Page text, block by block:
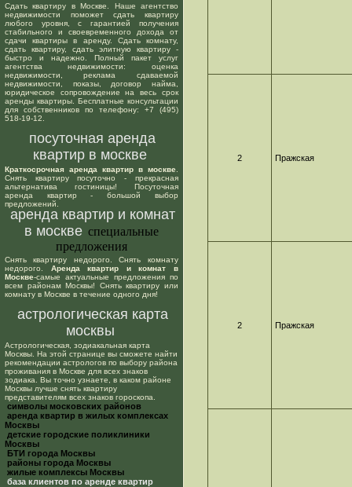
Сдать квартиру в Москве. Наше агентство
недвижимости поможет сдать квартиру
любого уровня, с гарантией получения
стабильного и своевременного дохода от
сдачи квартиры в аренду. Сдать комнату,
сдать квартиру, сдать элитную квартиру -
быстро и надежно. Полный пакет услуг
агентства недвижимости: оценка
недвижимости, реклама сдаваемой
недвижимости, показы, договор найма,
юридическое сопровождение на весь срок
аренды квартиры. Бесплатные консультации
для собственников по телефону: +7 (495)
518-19-12.
посуточная аренда
квартир в москве
Краткосрочная аренда квартир в москве
Снять квартиру посуточно - прекрасная
альтернатива гостиницы! Посуточная
аренда квартир - большой выбор
предложений.
аренда квартир и комнат
в москве специальные
предложения
Снять квартиру недорого. Снять комнату
недорого. Аренда квартир и комнат в
Москве-самые актуальные предложения по
всем районам Москвы! Снять квартиру или
комнату в Москве в течение одного дня!
астрологическая карта
москвы
Астрологическая, зодиакальная карта
Москвы. На этой странице вы сможете найти
рекомендации астрологов по выбору района
проживания в Москве для всех знаков
зодиака. Вы точно узнаете, в каком районе
Москвы лучше снять квартиру
представителям всех знаков гороскопа.
cимволы московских районов
аренда квартир в жилых комплексах
Москвы
детские городские поликлиники
Москвы
БТИ города Москвы
районы города Москвы
жилые комплексы Москвы
база клиентов по аренде квартир
2 Пражская
2 Пражская